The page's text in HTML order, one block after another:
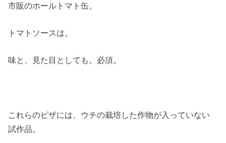
市販のホールトマト缶。
トマトソースは。
味と、見た目としても。必須。
これらのピザには、ウチの栽培した作物が入っていない
試作品。